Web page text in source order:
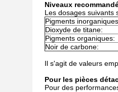
Niveaux
Les dosages suivants
Pigments
Dioxyde de titane:
Pigments organiques:
Noir de carbone:
Il s'agit de valeurs
Pour les pièces
Pour des